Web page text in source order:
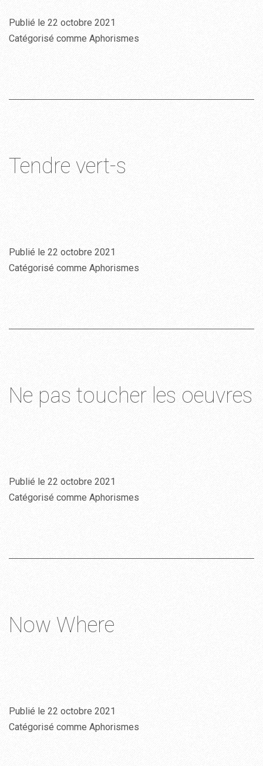
Publié le 22 octobre 2021
Catégorisé comme Aphorismes
Tendre vert-s
Publié le 22 octobre 2021
Catégorisé comme Aphorismes
Ne pas toucher les oeuvres
Publié le 22 octobre 2021
Catégorisé comme Aphorismes
Now Where
Publié le 22 octobre 2021
Catégorisé comme Aphorismes